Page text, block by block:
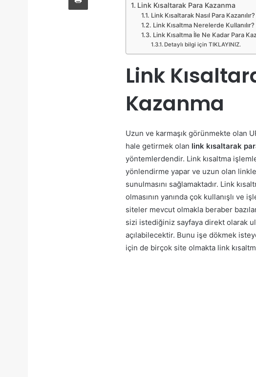
Link Kısaltarak Para Kazanma
Link Kısaltarak Nasıl Para Kazanılır?
Link Kısaltma Nerelerde Kullanılır?
Link Kısaltma İle Ne Kadar Para
Detaylı bilgi için TIKLAYINIZ.
Link
Kazanma
Uzun ve karmaşık görünmekte olan
hale getirmek olan link kısaltarak
yöntemlerdendir. Link kısaltma
yönlendirme yapar ve uzun olan
sunulmasını sağlamaktadır. Link
olmasının yanında çok kullanışlı ve
siteler mevcut olmakla beraber
sizi istediğiniz sayfaya direkt olarak
açılabilecektir. Bunu işe dökmek
için de birçok site olmakta link